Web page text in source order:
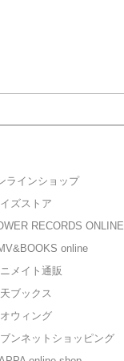
ラインショップ
イズストア
RECORDS ONLINE
online
ニメイト通販
天ブックス
オウィング
ブンネットショッピング